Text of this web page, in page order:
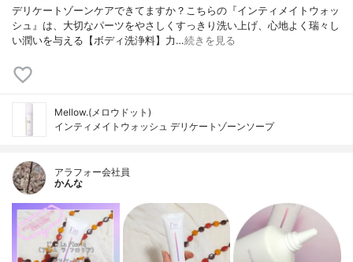
デリケートゾーンケアできてますか？こちらの『インティメイトウォッ
シュ』は、大切なパーツをやさしくすっきり洗い上げ、心地よく瑞々し
い潤いを与える【ボディ洗浄料】力…続きを見る
Mellow.(メロウドット)
インティメイトウォッシュ デリケートゾーンソープ
アラフォー会社員
かんな